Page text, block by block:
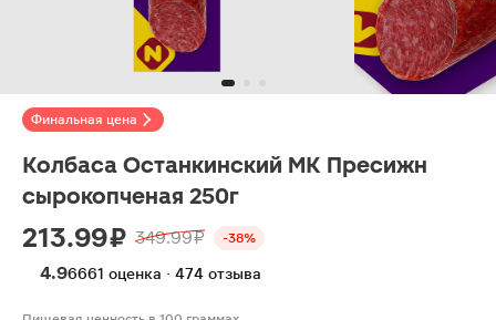
Финальная цена
Колбаса Останкинский МК Пресижн
сырокопченая 250г
213.99 ₽ 349.99 ₽ -38%
4.96661 оценка · 474 отзыва